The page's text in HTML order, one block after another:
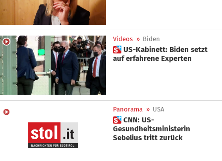
Videos » Biden
 US-Kabinett: Biden setzt
auf erfahrene Experten
Panorama » USA
 CNN: US-
Gesundheitsministerin
Sebelius tritt zurück